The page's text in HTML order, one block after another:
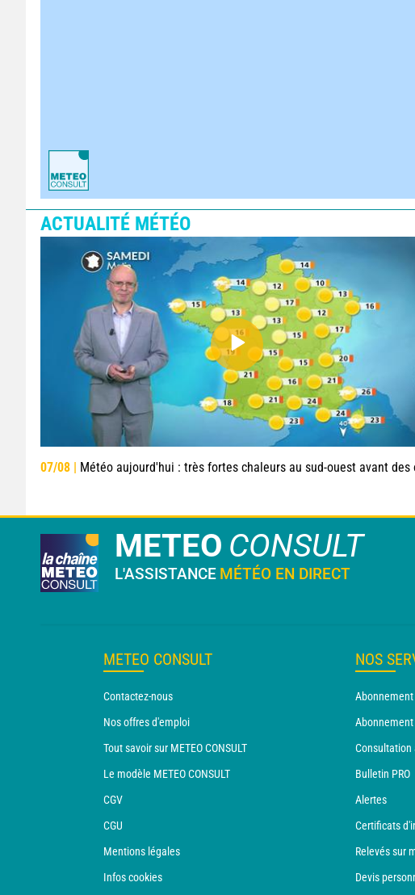
ACTUALITÉ MÉTÉO
07/08 | Météo aujourd'hui : très fortes chaleurs au sud-ouest avant des orages, jusqu'à
METEO CONSULT
L'ASSISTANCE MÉTÉO EN DIRECT
METEO CONSULT
Contactez-nous
Nos offres d'emploi
Tout savoir sur METEO CONSULT
Le modèle METEO CONSULT
CGV
CGU
Mentions légales
Infos cookies
NOS
Abonnement
Abonnement
Consultation
Bulletin PRO
Alertes
Certificats
Relevés sur
Devis